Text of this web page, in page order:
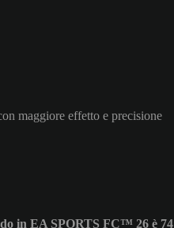
maggiore effetto e precisione
in EA SPORTS FC™ 26 è 74